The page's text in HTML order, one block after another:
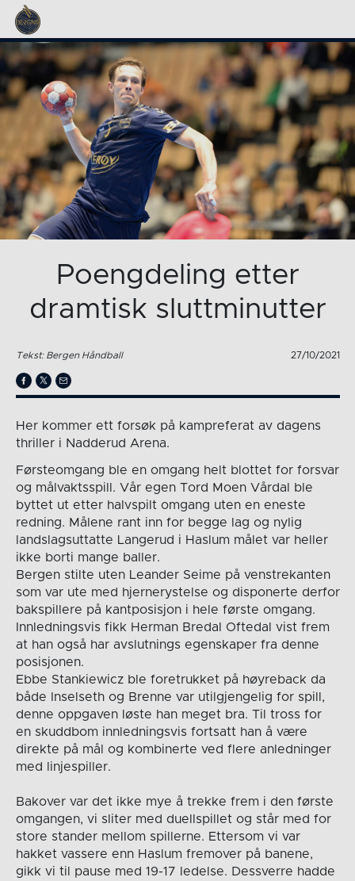
Poengdeling etter
dramtisk sluttminutter
Tekst: Bergen Håndball 27/10/2021
Her kommer ett forsøk på kampreferat av dagens
thriller i Nadderud Arena.
Førsteomgang ble en omgang helt blottet for forsvar
og målvaktsspill. Vår egen Tord Moen Vårdal ble
byttet ut etter halvspilt omgang uten en eneste
redning. Målene rant inn for begge lag og nylig
landslagsuttatte Langerud i Haslum målet var heller
ikke borti mange baller.
Bergen stilte uten Leander Seime på venstrekanten
som var ute med hjernerystelse og disponerte derfor
bakspillere på kantposisjon i hele første omgang.
Innledningsvis fikk Herman Bredal Oftedal vist frem
at han også har avslutnings egenskaper fra denne
posisjonen.
Ebbe Stankiewicz ble foretrukket på høyreback da
både Inselseth og Brenne var utilgjengelig for spill,
denne oppgaven løste han meget bra. Til tross for
en skuddbom innledningsvis fortsatt han å være
direkte på mål og kombinerte ved flere anledninger
med linjespiller.
Bakover var det ikke mye å trekke frem i den første
omgangen, vi sliter med duellspillet og står med for
store stander mellom spillerne. Ettersom vi var
hakket vassere enn Haslum fremover på banene,
gikk vi til pause med 19-17 ledelse. Dessverre hadde